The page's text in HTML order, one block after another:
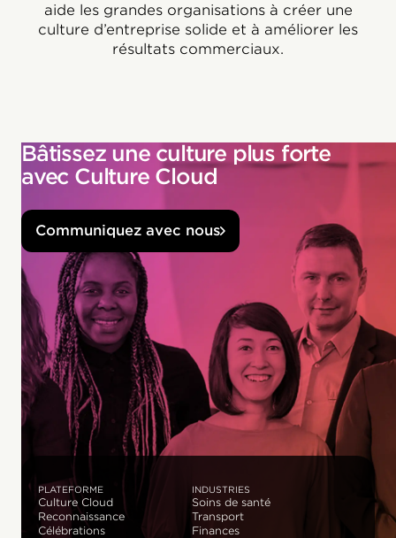
aide les grandes organisations à créer une
culture d’entreprise solide et à améliorer les
résultats commerciaux.
Bâtissez une culture plus forte
avec Culture Cloud
Communiquez avec nous
PLATEFORME
Culture Cloud
Reconnaissance
Célébrations
INDUSTRIES
Soins de santé
Transport
Finances